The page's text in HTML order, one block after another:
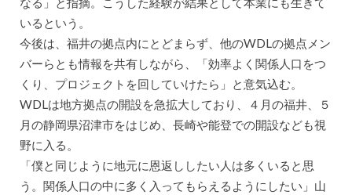
いるという。
今後は、福井の拠点内にとどまらず、他のWDLの拠点メン
バーらとも情報を共有しながら、「効率よく関係人口をつ
くり、プロジェクトを回していけたら」と意気込む。
WDLは地方拠点の開設を急拡大しており、４月の福井、５
月の静岡県沼津市をはじめ、長崎や能登での開設なども視
野に入る。
「僕と同じように地元に恩返ししたい人は多くいると思
う。関係人口の中に多く入ってもらえるようにしたい」山